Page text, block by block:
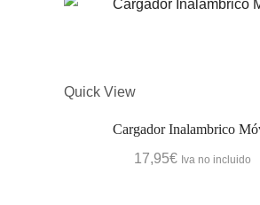
Quick View
Cargador Inalambrico
17,95€ Iva no incluido